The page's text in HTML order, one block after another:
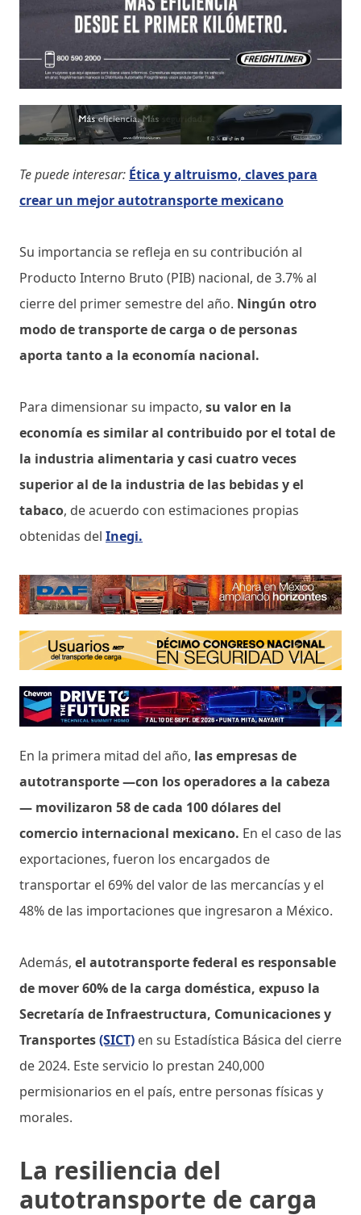
Te puede interesar: Ética y altruismo, claves para
crear un mejor autotransporte mexicano
Su importancia se refleja en su contribución al
Producto Interno Bruto (PIB) nacional, de 3.7% al
cierre del primer semestre del año. Ningún otro
modo de transporte de carga o de personas
aporta tanto a la economía nacional.
Para dimensionar su impacto, su valor en la
economía es similar al contribuido por el total de
la industria alimentaria y casi cuatro veces
superior al de la industria de las bebidas y el
tabaco, de acuerdo con estimaciones propias
obtenidas del Inegi.
En la primera mitad del año, las empresas de
autotransporte —con los operadores a la cabeza
— movilizaron 58 de cada 100 dólares del
comercio internacional mexicano. En el caso de las
exportaciones, fueron los encargados de
transportar el 69% del valor de las mercancías y el
48% de las importaciones que ingresaron a México.
Además, el autotransporte federal es responsable
de mover 60% de la carga doméstica, expuso la
Secretaría de Infraestructura, Comunicaciones y
Transportes(SICT) en su Estadística Básica del cierre
de 2024. Este servicio lo prestan 240,000
permisionarios en el país, entre personas físicas y
morales.
La resiliencia del
autotransporte de carga